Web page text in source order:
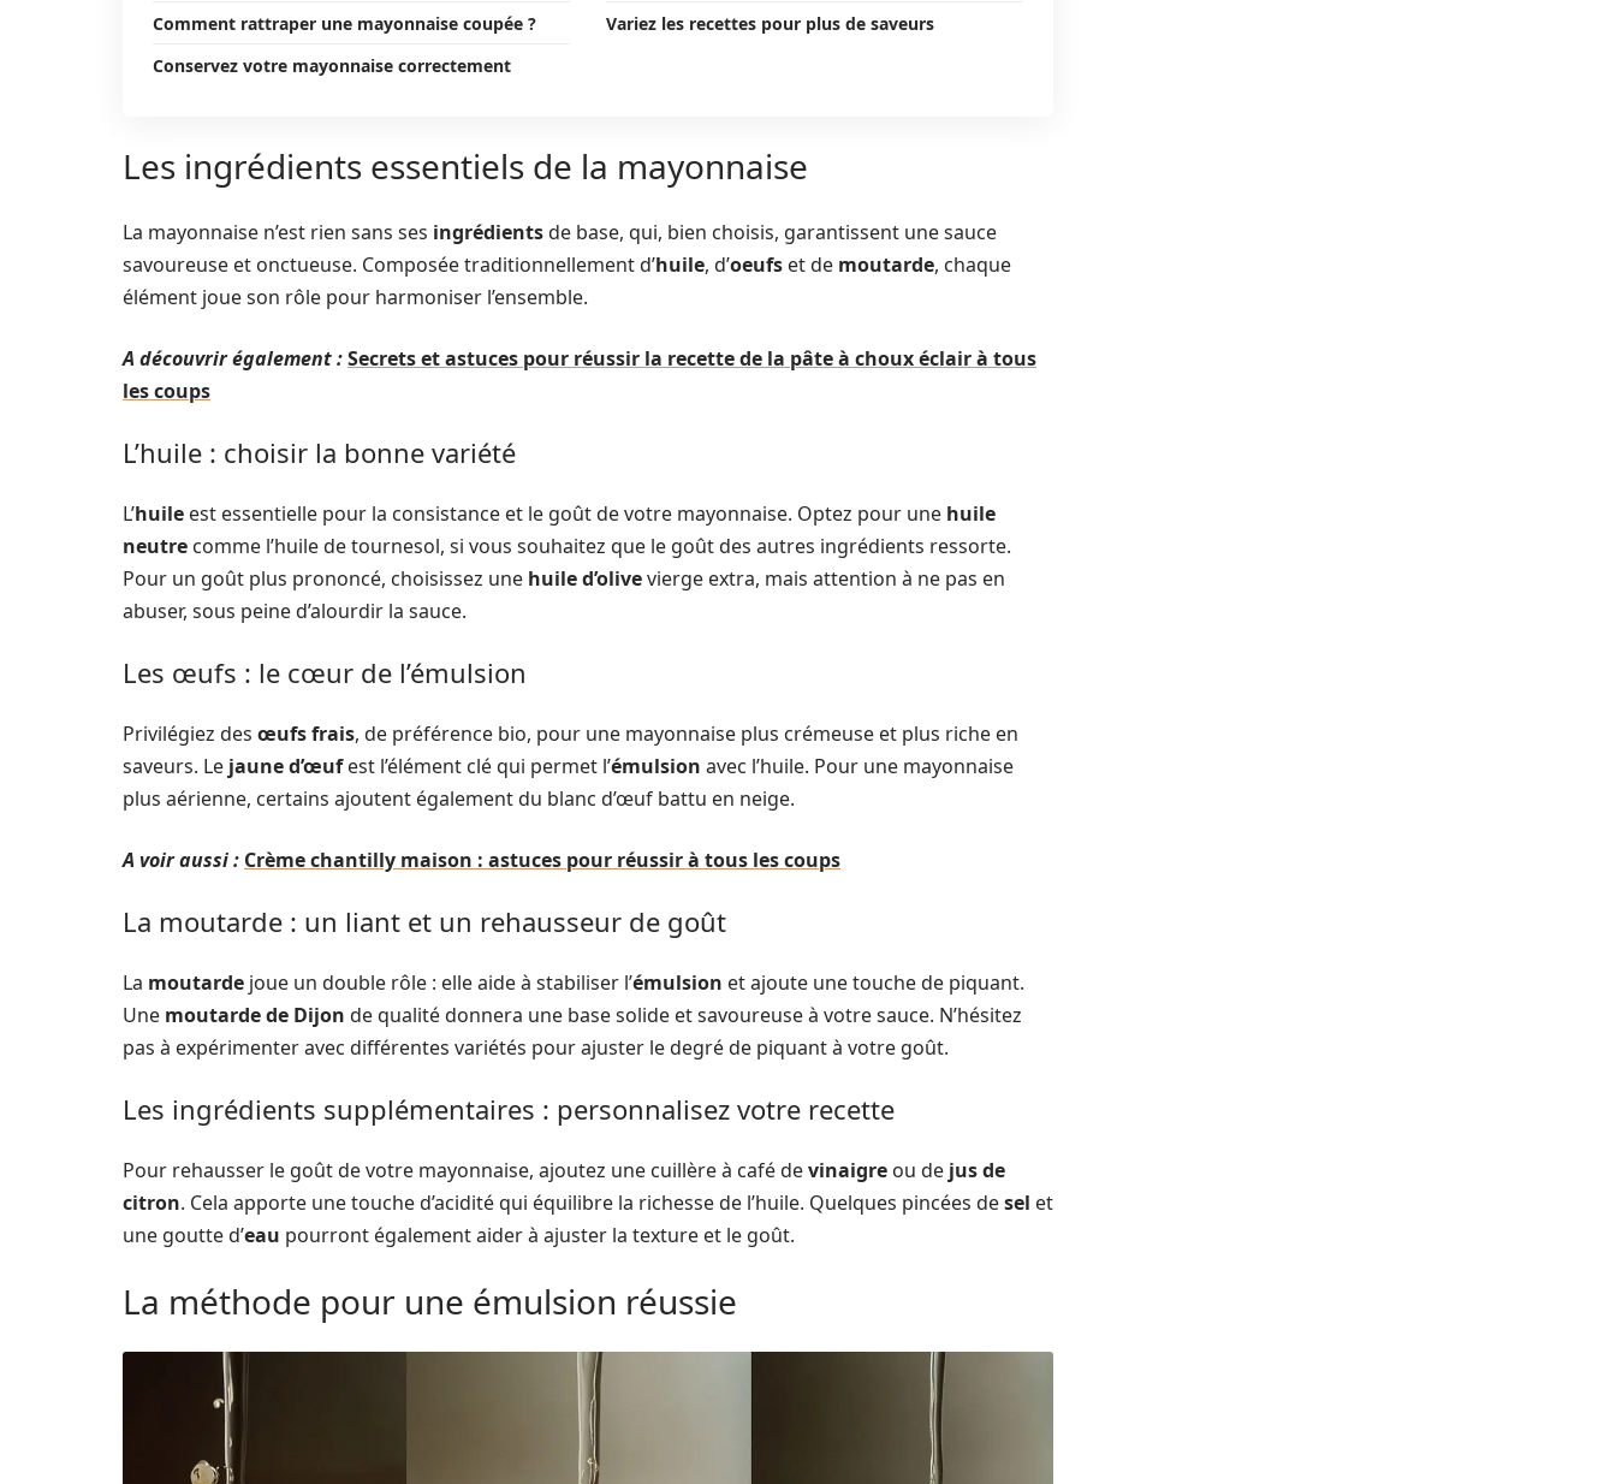
Comment rattraper une mayonnaise coupée ?
Variez les recettes pour plus de saveurs
Conservez votre mayonnaise correctement
Les ingrédients essentiels de la mayonnaise
La mayonnaise n’est rien sans ses ingrédientsde base, qui, bien choisis, garantissent une sauce
savoureuse et onctueuse. Composée traditionnellement d’huile, d’oeufs et de moutarde, chaque
élément joue son rôle pour harmoniser l’ensemble.
A découvrir également :Secrets et astuces pour réussir la recette de la pâte à choux éclair à tous
les coups
L’huile : choisir la bonne variété
L’huile est essentielle pour la consistance et le goût de votre mayonnaise. Optez pour une huile
neutre comme l’huile de tournesol, si vous souhaitez que le goût des autres ingrédients ressorte.
Pour un goût plus prononcé, choisissez une huile d’olivevierge extra, mais attention à ne pas en
abuser, sous peine d’alourdir la sauce.
Les œufs : le cœur de l’émulsion
Privilégiez des œufs frais, de préférence bio, pour une mayonnaise plus crémeuse et plus riche en
saveurs. Le jaune d’œufest l’élément clé qui permet l’émulsion avec l’huile. Pour une mayonnaise
plus aérienne, certains ajoutent également du blanc d’œuf battu en neige.
A voir aussi : Crème chantilly maison : astuces pour réussir à tous les coups
La moutarde : un liant et un rehausseur de goût
La moutarde joue un double rôle : elle aide à stabiliser l’émulsion et ajoute une touche de piquant.
Une moutarde de Dijon de qualité donnera une base solide et savoureuse à votre sauce. N’hésitez
pas à expérimenter avec différentes variétés pour ajuster le degré de piquant à votre goût.
Les ingrédients supplémentaires : personnalisez votre recette
Pour rehausser le goût de votre mayonnaise, ajoutez une cuillère à café devinaigre ou de jus de
citron. Cela apporte une touche d’acidité qui équilibre la richesse de l’huile. Quelques pincées desel et
une goutte d’eau pourront également aider à ajuster la texture et le goût.
La méthode pour une émulsion réussie